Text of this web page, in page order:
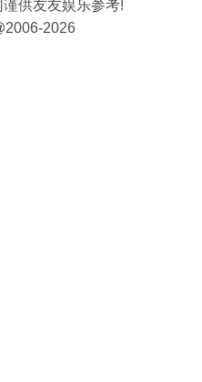
供友友娱乐参考!
2026